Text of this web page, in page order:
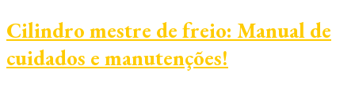
Cilindro mestre de freio: Manual de
cuidados e manutenções!